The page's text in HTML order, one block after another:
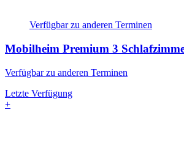
Verfügbar zu anderen Terminen
Mobilheim Premium 3
Verfügbar zu anderen Terminen
Letzte Verfügung
+